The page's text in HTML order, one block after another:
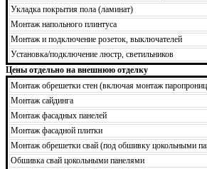
Укладка покрытия пола (ламинат)
Монтаж напольного плинтуса
Монтаж и подключение розеток, выключателей
Установка/подключение люстр, светильников
Цены отдельно на внешнюю отделку
Монтаж обрешетки стен (включая монтаж
Монтаж сайдинга
Монтаж фасадных панелей
Монтаж фасадной плитки
Монтаж обрешетки свай (под обшивку цокольными
Обшивка свай цокольными панелями